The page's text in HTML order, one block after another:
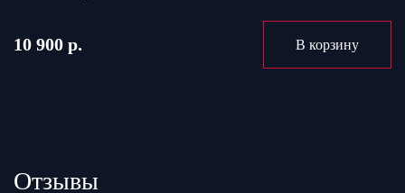
10 900 р. В корзину
Отзывы